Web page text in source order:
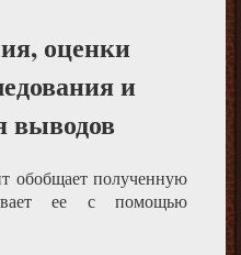
оценки
и
выводов
обобщает полученную
ее с помощью